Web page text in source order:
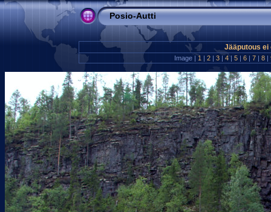
Posio-Autti
Jääputous ei
Image | 1 | 2 | 3 | 4 | 5 | 6 | 7 | 8 |